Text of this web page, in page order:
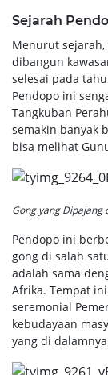
Sejarah
Menurut
dibangun
selesai pada
Pendopo ini
Tangkuban
semakin banyak
bisa melihat
Gong yang Dipajang
Pendopo ini
gong di salah
adalah sama
Afrika. Tempat
seremonial
kebudayaan
yang di